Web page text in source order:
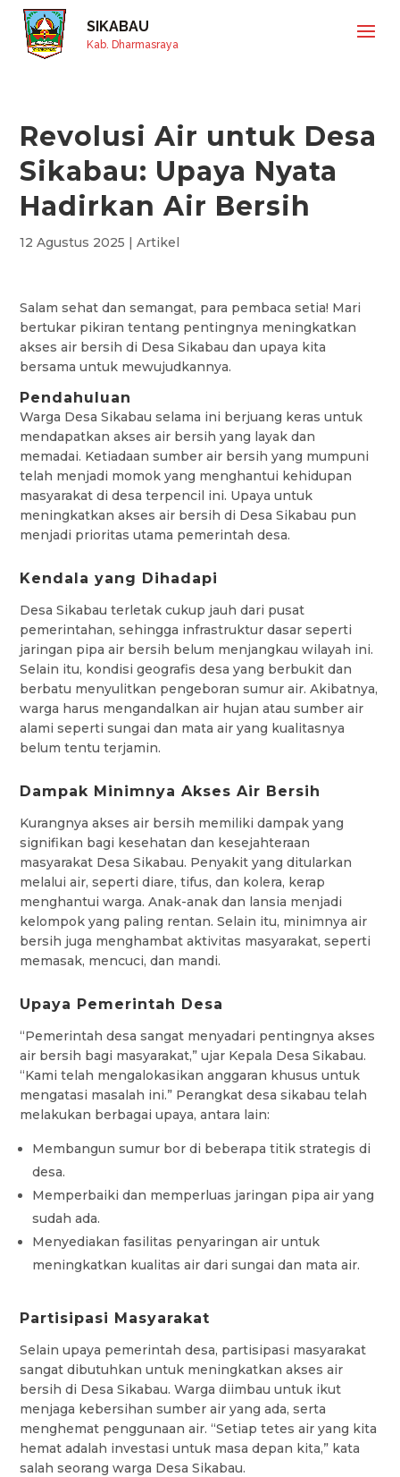
SIKABAU
Kab. Dharmasraya
Revolusi Air untuk Desa
Sikabau: Upaya Nyata
Hadirkan Air Bersih
12 Agustus 2025 |Artikel
Salam sehat dan semangat, para pembaca setia! Mari
bertukar pikiran tentang pentingnya meningkatkan
akses air bersih di Desa Sikabau dan upaya kita
bersama untuk mewujudkannya.
Pendahuluan
Warga Desa Sikabau selama ini berjuang keras untuk
mendapatkan akses air bersih yang layak dan
memadai. Ketiadaan sumber air bersih yang mumpuni
telah menjadi momok yang menghantui kehidupan
masyarakat di desa terpencil ini. Upaya untuk
meningkatkan akses air bersih di Desa Sikabau pun
menjadi prioritas utama pemerintah desa.
Kendala yang Dihadapi
Desa Sikabau terletak cukup jauh dari pusat
pemerintahan, sehingga infrastruktur dasar seperti
jaringan pipa air bersih belum menjangkau wilayah ini.
Selain itu, kondisi geografis desa yang berbukit dan
berbatu menyulitkan pengeboran sumur air. Akibatnya,
warga harus mengandalkan air hujan atau sumber air
alami seperti sungai dan mata air yang kualitasnya
belum tentu terjamin.
Dampak Minimnya Akses Air Bersih
Kurangnya akses air bersih memiliki dampak yang
signifikan bagi kesehatan dan kesejahteraan
masyarakat Desa Sikabau. Penyakit yang ditularkan
melalui air, seperti diare, tifus, dan kolera, kerap
menghantui warga. Anak-anak dan lansia menjadi
kelompok yang paling rentan. Selain itu, minimnya air
bersih juga menghambat aktivitas masyarakat, seperti
memasak, mencuci, dan mandi.
Upaya Pemerintah Desa
“Pemerintah desa sangat menyadari pentingnya akses
air bersih bagi masyarakat,” ujar Kepala Desa Sikabau.
“Kami telah mengalokasikan anggaran khusus untuk
mengatasi masalah ini.” Perangkat desa sikabau telah
melakukan berbagai upaya, antara lain:
Membangun sumur bor di beberapa titik strategis di
desa.
Memperbaiki dan memperluas jaringan pipa air yang
sudah ada.
Menyediakan fasilitas penyaringan air untuk
meningkatkan kualitas air dari sungai dan mata air.
Partisipasi Masyarakat
Selain upaya pemerintah desa, partisipasi masyarakat
sangat dibutuhkan untuk meningkatkan akses air
bersih di Desa Sikabau. Warga diimbau untuk ikut
menjaga kebersihan sumber air yang ada, serta
menghemat penggunaan air. “Setiap tetes air yang kita
hemat adalah investasi untuk masa depan kita,” kata
salah seorang warga Desa Sikabau.